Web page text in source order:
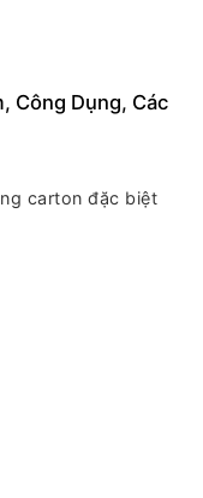
Công Dụng, Các
carton đặc biệt